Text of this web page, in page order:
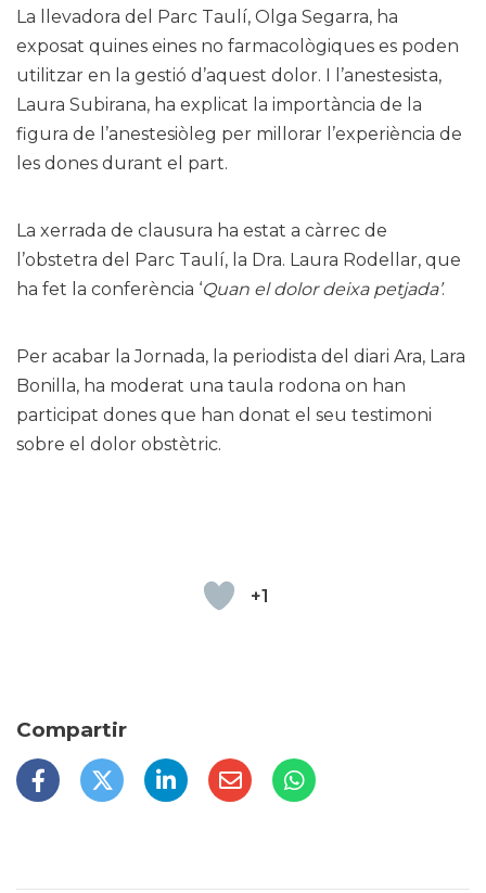
La llevadora del Parc Taulí, Olga Segarra, ha
exposat quines eines no farmacològiques es poden
utilitzar en la gestió d’aquest dolor. I l’anestesista,
Laura Subirana, ha explicat la importància de la
figura de l’anestesiòleg per millorar l’experiència de
les dones durant el part.
La xerrada de clausura ha estat a càrrec de
l’obstetra del Parc Taulí, la Dra. Laura Rodellar, que
ha fet la conferència ‘Quan el dolor deixa petjada’.
Per acabar la Jornada, la periodista del diari Ara, Lara
Bonilla, ha moderat una taula rodona on han
participat dones que han donat el seu testimoni
sobre el dolor obstètric.
+1